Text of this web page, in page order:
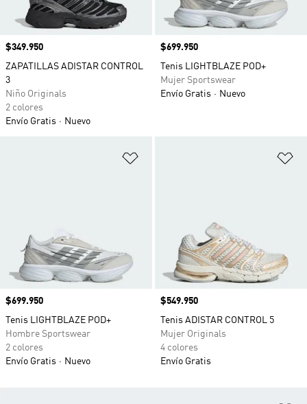
Precio
$349.950
ZAPATILLAS ADISTAR CONTROL
3
Niño Originals
2 colores
Envío Gratis
Nuevo
Precio
$699.950
Tenis LIGHTBLAZE POD+
Mujer Sportswear
Envío Gratis
Nuevo
Precio
$699.950
Tenis LIGHTBLAZE POD+
Hombre Sportswear
2 colores
Envío Gratis
Nuevo
Precio
$549.950
Tenis ADISTAR CONTROL 5
Mujer Originals
4 colores
Envío Gratis